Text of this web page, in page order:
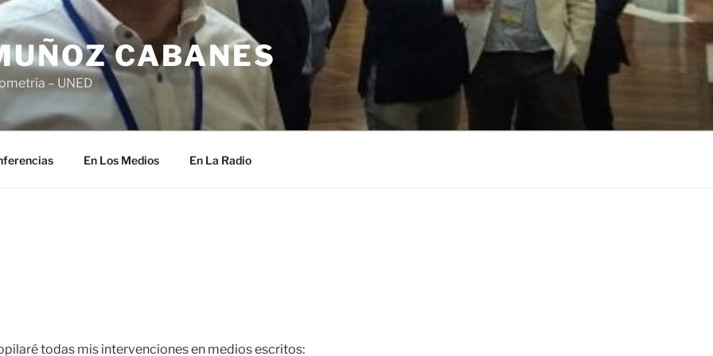
CABANES
– UNED
En Los Medios En La Radio
todas mis intervenciones en medios escritos: